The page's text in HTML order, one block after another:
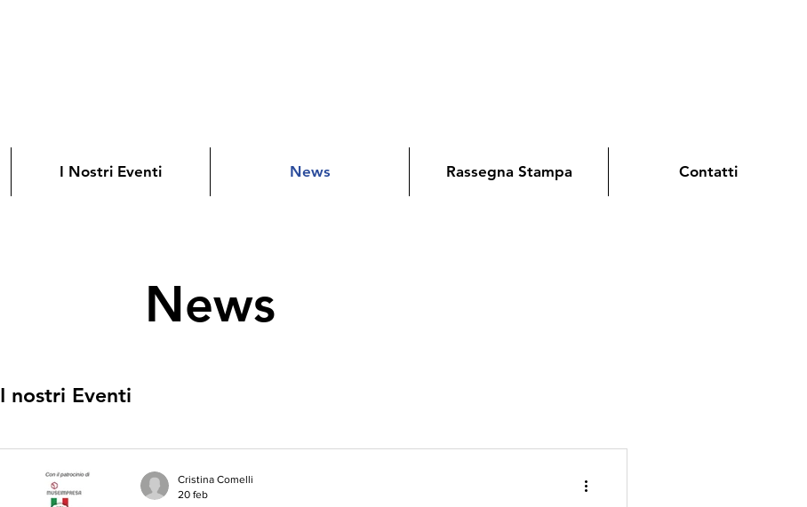
I Nostri Eventi News Rassegna Stampa Contatti
News
I nostri Eventi
Cristina Comelli
20 feb